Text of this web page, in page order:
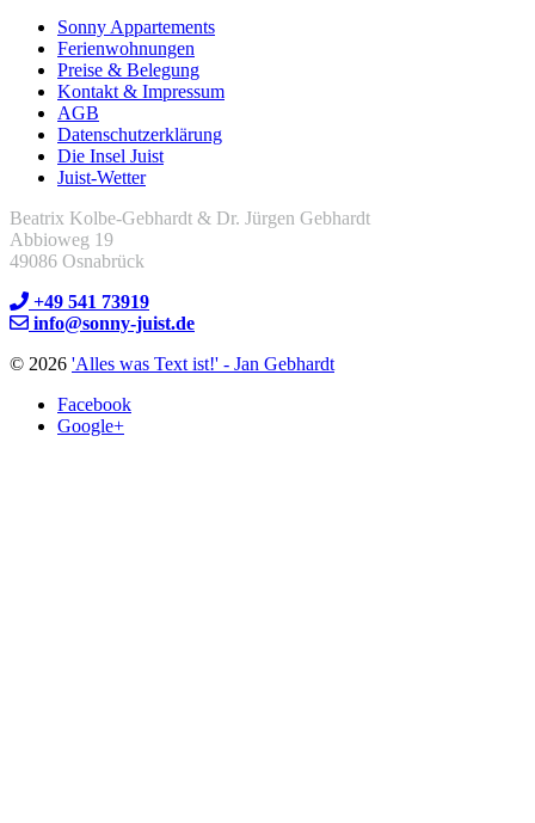
Sonny Appartements
Ferienwohnungen
Preise & Belegung
Kontakt & Impressum
AGB
Datenschutzerklärung
Die Insel Juist
Juist-Wetter
Beatrix Kolbe-Gebhardt & Dr. Jürgen Gebhardt
Abbioweg 19
49086 Osnabrück
+49 541 73919
info@sonny-juist.de
© 2026 'Alles was Text ist!' - Jan Gebhardt
Facebook
Google+